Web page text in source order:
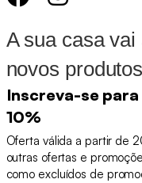
A sua casa
novos
Inscreva-se
10%
Oferta válida a partir de
outras ofertas e
como excluídos de